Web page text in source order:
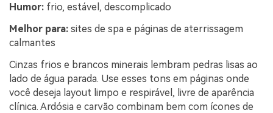
Humor: frio, estável, descomplicado
Melhor para: sites de spa e páginas de aterrissagem
calmantes
Cinzas frios e brancos minerais lembram pedras lisas ao
lado de água parada. Use esses tons em páginas onde
você deseja layout limpo e respirável, livre de aparência
clínica. Ardósia e carvão combinam bem com ícones de